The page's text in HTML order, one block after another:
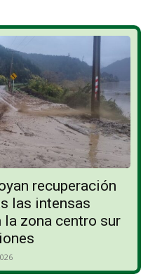
recuperación
las intensas
zona centro sur